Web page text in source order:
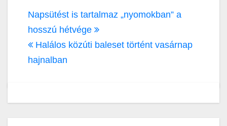
Bejegyzés
navigáció
Napsütést is tartalmaz „nyomokban” a
hosszú hétvége
Halálos közúti baleset történt vasárnap
hajnalban